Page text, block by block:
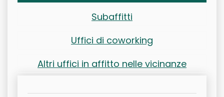
Subaffitti
Uffici di coworking
Altri uffici in affitto nelle vicinanze